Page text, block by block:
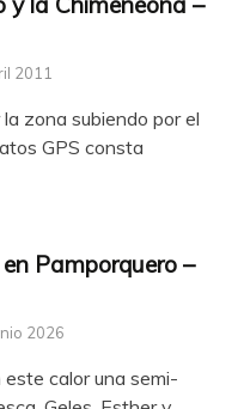
2011
zona subiendo por el
GPS consta
Pamporquero –
2026
calor una semi-